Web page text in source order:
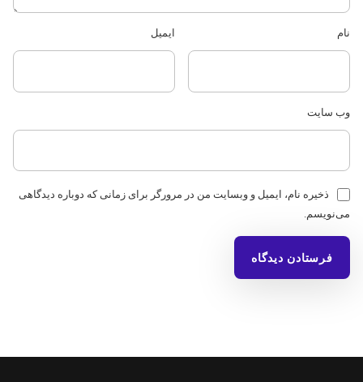
نام ایمیل
وب‌ سایت
ذخیره نام، ایمیل و وبسایت من در مرورگر برای زمانی که دوباره دیدگاهی
می‌نویسم.